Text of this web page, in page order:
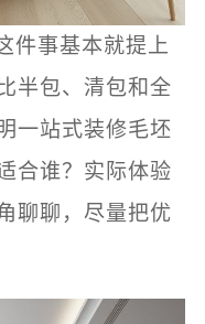
件事基本就提上
半包、清包和全
一站式装修毛坯
合谁？实际体验
聊聊，尽量把优